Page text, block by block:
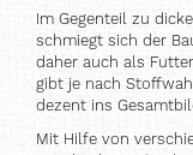
Im Gegenteil zu
schmiegt sich der
daher auch als
gibt je nach
dezent ins
Mit Hilfe von